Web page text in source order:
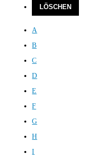
A
B
C
D
E
F
G
H
I